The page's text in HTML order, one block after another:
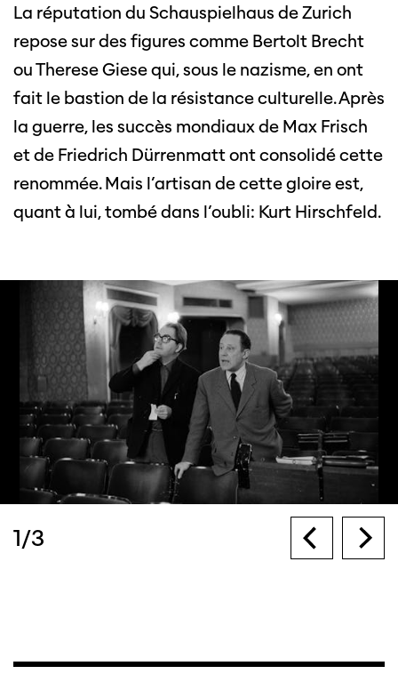
La réputation du Schauspielhaus de Zurich
repose sur des figures comme Bertolt Brecht
ou Therese Giese qui, sous le nazisme, en ont
fait le bastion de la résistance culturelle. Après
la guerre, les succès mondiaux de Max Frisch
et de Friedrich Dürrenmatt ont consolidé cette
renommée. Mais l’artisan de cette gloire est,
quant à lui, tombé dans l’oubli: Kurt Hirschfeld.
1/3